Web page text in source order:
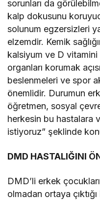
sorunları da
kalp dokusunu
solunum egzersizleri
elzemdir. Kemik
kalsiyum ve D
organları korumak
beslenmeleri ve spor
önemlidir. Durumun
öğretmen, sosyal
herkesin bu hastalara
istiyoruz” şeklinde
DMD HASTALIĞINI
DMD’li erkek
olmadan ortaya